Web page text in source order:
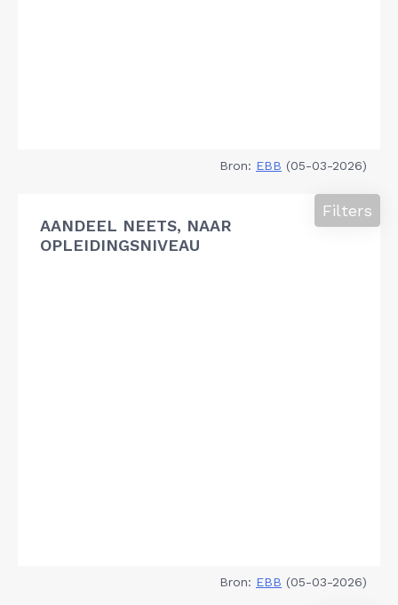
Bron: EBB (05-03-2026)
AANDEEL NEETS, NAAR
OPLEIDINGSNIVEAU
Filters
Bron: EBB (05-03-2026)